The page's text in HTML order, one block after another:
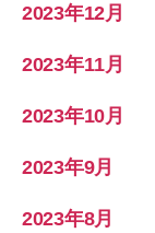
2023年12月
2023年11月
2023年10月
2023年9月
2023年8月